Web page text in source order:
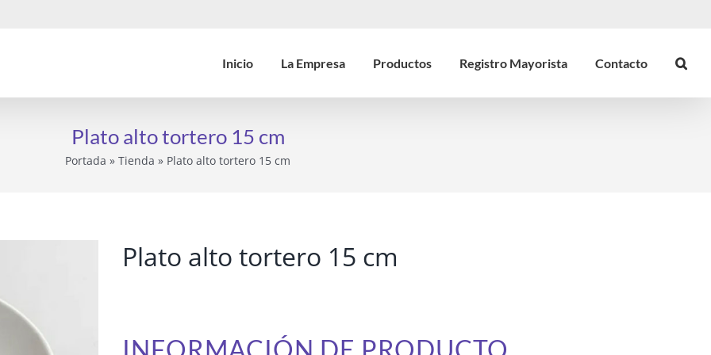
Inicio La Empresa Productos Registro Mayorista Contacto
Plato alto tortero 15 cm
Portada » Tienda » Plato alto tortero 15 cm
Plato alto tortero 15 cm